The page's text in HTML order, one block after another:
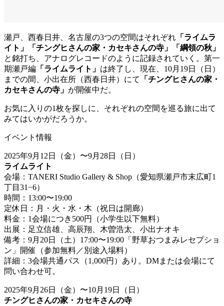
瀬戸、西春日井、名古屋の3つの空間はそれぞれ 「ライムラ
イト」「チングヒさんの家・カセキさんの寺」「綱領の秋」
と銘打ち、アナログレコードのように記録されていく。第一
期瀬戸編 「ライムライト」 は終了し、現在、10月19日（日）
までの間、小出在所（西春日井）にて
「チングヒさんの家・
カセキさんの寺」 が開催中だ。
お気に入りの1枚を探しに、それぞれの空間を巡る旅に出て
みてはいかがだろうか。
イベント情報
2025年9月12日（金）〜9月28日（日）
ライムライト
会場：TANERI Studio Gallery & Shop（愛知県瀬戸市末広町1
丁目31−6）
時間：13:00〜19:00
定休日：月・火・水・木（祝日は開廊）
料金：1会場につき500円（小学生以下無料）
出展：足立信雄、高辰翔、木曽浩太、小出ナオキ
備考：9月20日（土）17:00〜19:00「野草おつまみレセプショ
ン」開催（参加無料／別途入場料）
詳細：3会場共通パス（1,000円）あり。DMまたは会場にて
問い合わせ可。
2025年9月26日（金）〜10月19日（日）
チングヒさんの家・カセキさんの寺